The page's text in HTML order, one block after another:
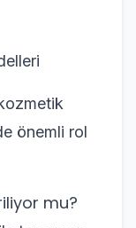
önemli rol
mu?